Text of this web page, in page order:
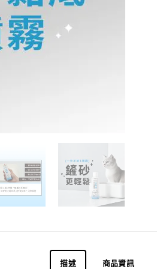
描述 商品資訊